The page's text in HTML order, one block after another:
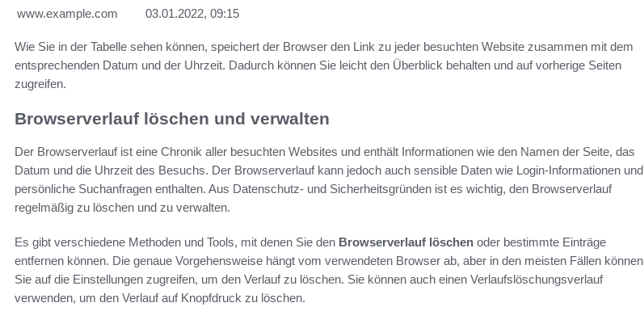
www.example.com
03.01.2022, 09:15
Wie Sie in der Tabelle sehen können, speichert der Browser den Link zu jeder besuchten Website zusammen mit dem
entsprechenden Datum und der Uhrzeit. Dadurch können Sie leicht den Überblick behalten und auf vorherige Seiten
zugreifen.
Browserverlauf löschen und verwalten
Der Browserverlauf ist eine Chronik aller besuchten Websites und enthält Informationen wie den Namen der Seite, das
Datum und die Uhrzeit des Besuchs. Der Browserverlauf kann jedoch auch sensible Daten wie Login-Informationen und
persönliche Suchanfragen enthalten. Aus Datenschutz- und Sicherheitsgründen ist es wichtig, den Browserverlauf
regelmäßig zu löschen und zu verwalten.
Es gibt verschiedene Methoden und Tools, mit denen Sie den Browserverlauf löschen oder bestimmte Einträge
entfernen können. Die genaue Vorgehensweise hängt vom verwendeten Browser ab, aber in den meisten Fällen können
Sie auf die Einstellungen zugreifen, um den Verlauf zu löschen. Sie können auch einen Verlaufslöschungsverlauf
verwenden, um den Verlauf auf Knopfdruck zu löschen.